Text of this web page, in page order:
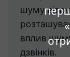
шуму
вплив
дзвінків.